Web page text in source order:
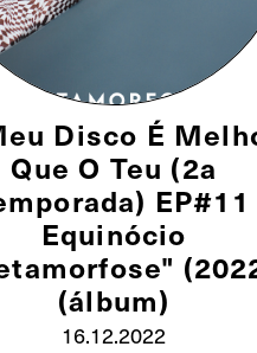
Disco É
Que O Teu (2a
EP#11
Equinócio
(álbum)
16.12.2022